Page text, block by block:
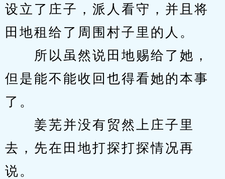
设立了庄子，派人看守，并且将
田地租给了周围村子里的人。
所以虽然说田地赐给了她，
但是能不能收回也得看她的本事
了。
姜芜并没有贸然上庄子里
去，先在田地打探打探情况再
说。